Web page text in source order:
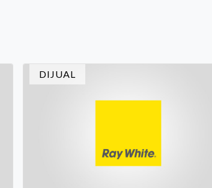
ini dihadiri oleh Country Director Ray White
Indon
DIJUAL